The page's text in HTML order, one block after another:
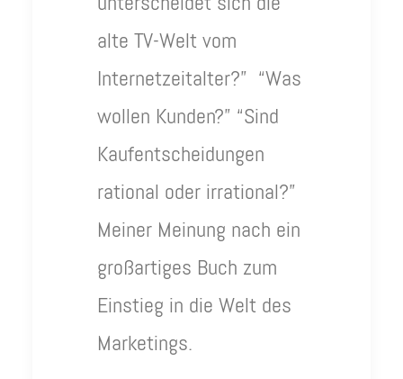
alte TV-Welt vom
Internetzeitalter?” “Was
wollen Kunden?” “Sind
Kaufentscheidungen
rational oder irrational?”
Meiner Meinung nach ein
großartiges Buch zum
Einstieg in die Welt des
Marketings.